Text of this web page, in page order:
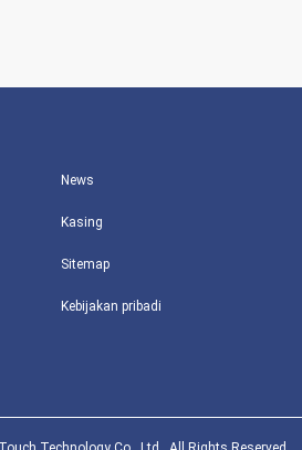
News
Kasing
Sitemap
Kebijakan pribadi